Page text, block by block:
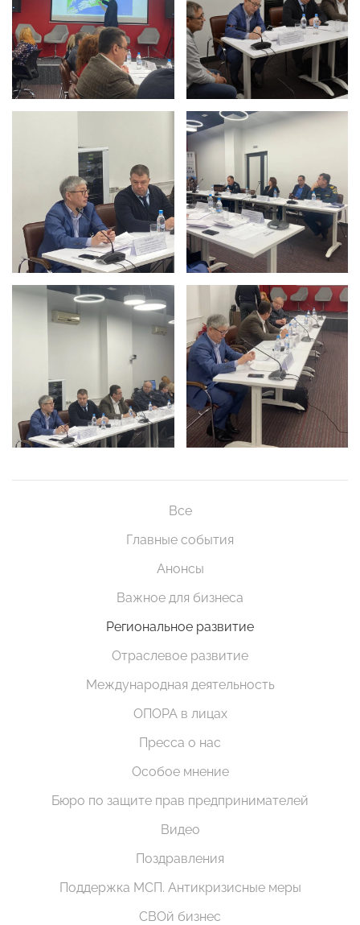
Все
Главные события
Анонсы
Важное для бизнеса
Региональное развитие
Отраслевое развитие
Международная деятельность
ОПОРА в лицах
Пресса о нас
Особое мнение
Бюро по защите прав предпринимателей
Видео
Поздравления
Поддержка МСП. Антикризисные меры
СВОй бизнес